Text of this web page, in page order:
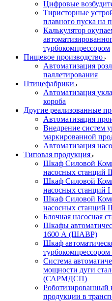
Цифровые
Тиристорные
плавного пуска на
Калькулятор
турбокомпрессором
Пищевое производство
Автоматизация
паллетирования
Птицефабрики
Автоматизация
короба
Другие реализованные
Автоматизация
Внедрение систем
маркированной
Автоматизация
Типовая продукция
Шкаф Силовой
насосных
Шкаф Силовой
насосных
Шкаф Силовой
насосных
Блочная насосная
Шкафы
1600 А (ШАВР)
Шкаф
Система
мощности дуги
(САРМДСП)
Роботизированный
продукции в